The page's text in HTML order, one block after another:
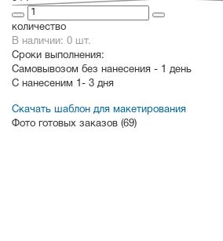
количество
В наличии: 0 шт.
Сроки выполнения:
Самовывозом без нанесения -
1 день
С нанесеним
1- 3 дня
Скачать шаблон для макетирования
Фото готовых заказов (69)